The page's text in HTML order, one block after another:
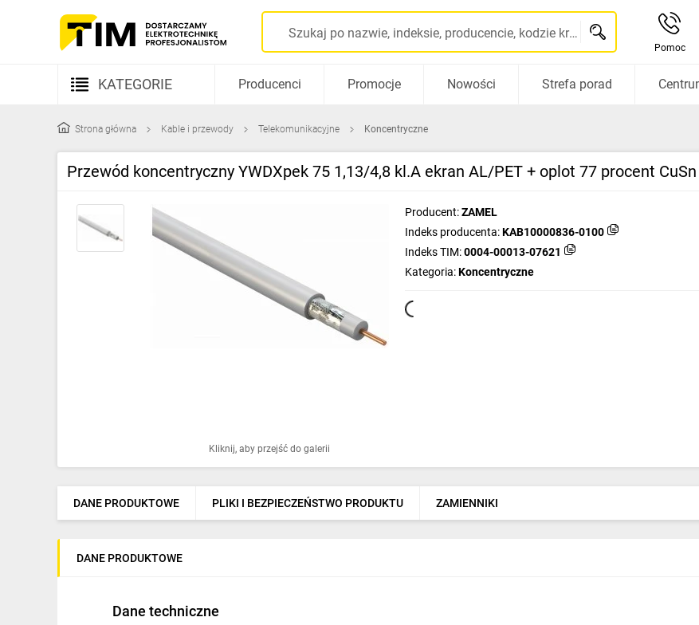
Szukaj po nazwie, indeksie, producencie, kodzie kreskowym...
Pomoc
KATEGORIE
Kable i przewody
Elementy prowadzenia kabli
Ogrzewanie
Elektronarzędzia i mierniki
Producenci Promocje Nowości Strefa porad
Strona główna Kable i przewody Telekomunikacyjne Koncentryczne
Przewód koncentryczny YWDXpek 75 1,13/4,8 kl.A ekran AL/PET + oplot 77 procent
Kliknij, aby przejść do galerii
Producent:ZAMEL
Indeks producenta:KAB10000836-0100
Indeks TIM:0004-00013-07621
Kategoria:Koncentryczne
DANE PRODUKTOWE PLIKI I BEZPIECZEŃSTWO PRODUKTU ZAMIENNIKI
DANE PRODUKTOWE
Dane techniczne